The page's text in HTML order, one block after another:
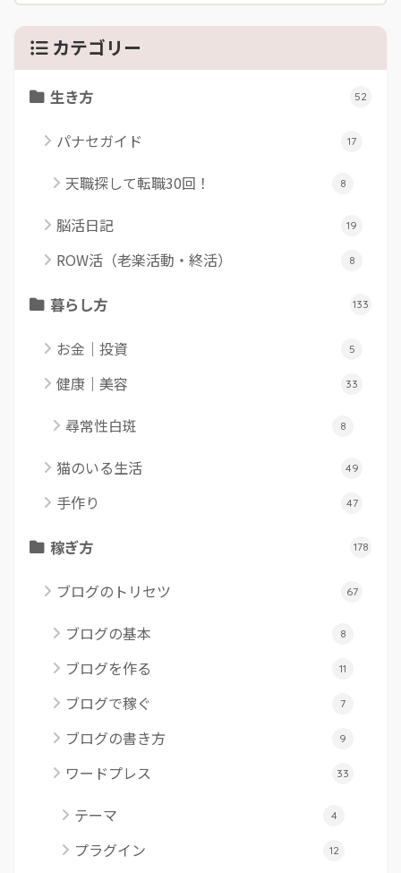
カテゴリー
生き方 52
パナセガイド 17
天職探して転職30回！ 8
脳活日記 19
ROW活（老楽活動・終活） 8
暮らし方 133
お金｜投資 5
健康｜美容 33
尋常性白斑 8
猫のいる生活 49
手作り 47
稼ぎ方 178
ブログのトリセツ 67
ブログの基本 8
ブログを作る 11
ブログで稼ぐ 7
ブログの書き方 9
ワードプレス 33
テーマ 4
プラグイン 12